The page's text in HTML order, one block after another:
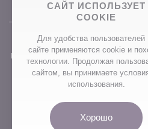
Вся текстовая информация и
на сайте интернет-магазина,
«ПРОСТОБУКЕТ» ОГРН
использование контента без
САЙТ ИСПОЛЬЗУЕТ
COOKIE
Для удобства пользователей
сайте применяются сookie и
технологии. Продолжая
сайтом, вы принимаете
использования.
Хорошо